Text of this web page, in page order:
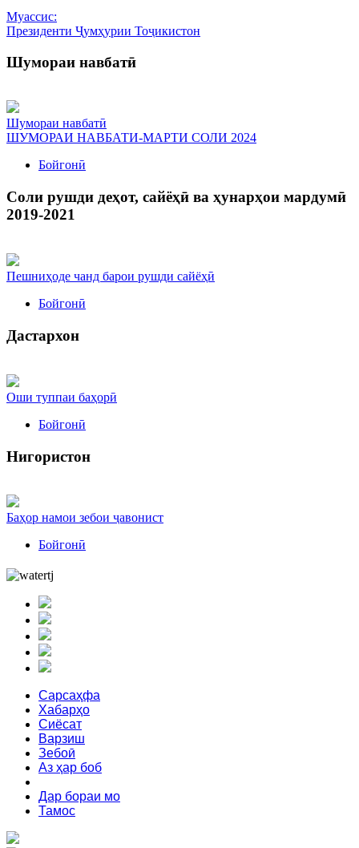
Муассис:
Президенти Ҷумҳурии Тоҷикистон
Шумораи навбатӣ
Шумораи навбатӣ
ШУМОРАИ НАВБАТИ-МАРТИ СОЛИ 2024
Бойгонӣ
Соли рушди деҳот, сайёҳӣ ва ҳунарҳои мардумӣ
2019-2021
Пешниҳоде чанд барои рушди сайёҳӣ
Бойгонӣ
Дастархон
Оши туппаи баҳорӣ
Бойгонӣ
Нигористон
Баҳор намои зебои ҷавонист
Бойгонӣ
Сарсаҳфа
Хабарҳо
Сиёсат
Варзиш
Зебоӣ
Аз ҳар боб
Дар бораи мо
Тамос